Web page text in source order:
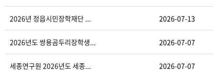
2026년 정읍시민장학재단 ... 2026-07-13
2026년도 쌍용곰두리장학생... 2026-07-07
세종연구원 2026년도 세종... 2026-07-07